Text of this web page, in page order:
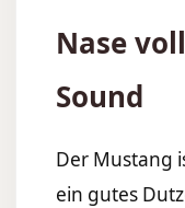
Nase
Sound
Der Mustang
ein gutes